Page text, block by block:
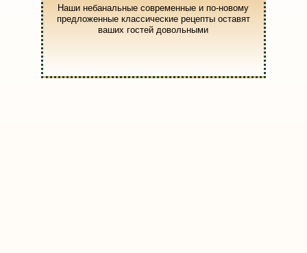
Наши небанальные современные и по-новому
предложенные классические рецепты оставят
ваших гостей довольными